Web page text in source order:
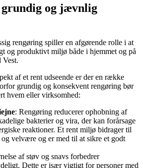
og jævnlig
rengøring spiller en afgørende rolle i at
og produktivt miljø både i hjemmet og på
Vest.
af et rent udseende er der en række
grundig og konsekvent rengøring bør
hvem eller virksomhed:
: Rengøring reducerer ophobning af
bakterier og vira, der kan forårsage
reaktioner. Et rent miljø bidrager til
og velvære og er med til at sikre et godt
af støv og snavs forbedrer
Dette er især vigtigt for personer med